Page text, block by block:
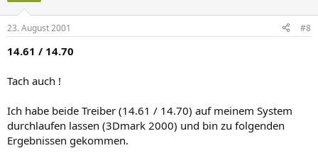
23. August 2001 #8
14.61 / 14.70
Tach auch !
Ich habe beide Treiber (14.61 / 14.70) auf meinem System
durchlaufen lassen (3Dmark 2000) und bin zu folgenden
Ergebnissen gekommen.